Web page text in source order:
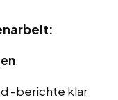
:
-berichte klar